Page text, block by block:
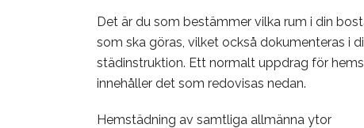
Det är du som bestämmer vilka rum i din
som ska göras, vilket också dokumenteras i
städinstruktion. Ett normalt uppdrag för
innehåller det som redovisas nedan.
Hemstädning av samtliga allmänna ytor